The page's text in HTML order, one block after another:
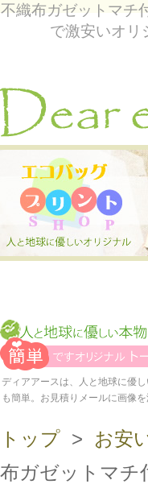
不織布ガゼットマチ
で激安いオリ
ディアアースは、人と地球に優
も簡単。お見積りメールに画像
トップ > お安
布ガゼットマチ